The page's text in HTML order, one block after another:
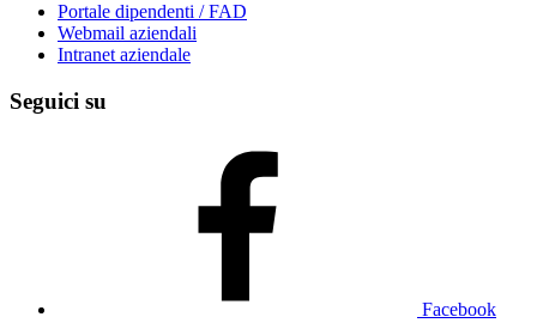
Portale dipendenti / FAD
Webmail aziendali
Intranet aziendale
Seguici su
Facebook